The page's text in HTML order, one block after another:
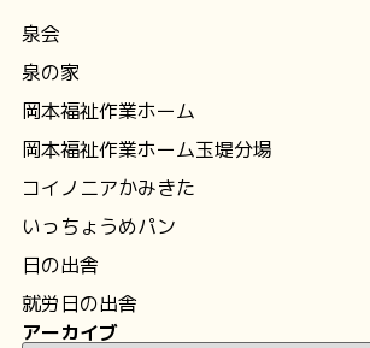
泉会
泉の家
岡本福祉作業ホーム
岡本福祉作業ホーム玉堤分場
コイノニアかみきた
いっちょうめパン
日の出舎
就労日の出舎
アーカイブ